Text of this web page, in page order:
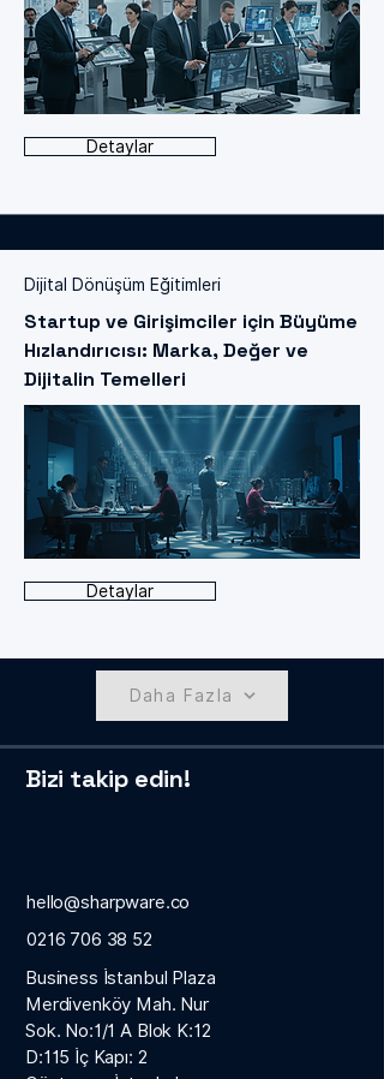
Detaylar
Dijital Dönüşüm Eğitimleri
Startup ve Girişimciler için Büyüme
Hızlandırıcısı: Marka, Değer ve
Dijitalin Temelleri
Detaylar
Daha Fazla
Bizi takip edin!
hello@sharpware.co
0216 706 38 52
Business İstanbul Plaza
Merdivenköy Mah. Nur
Sok. No:1/1 A Blok K:12
D:115 İç Kapı: 2